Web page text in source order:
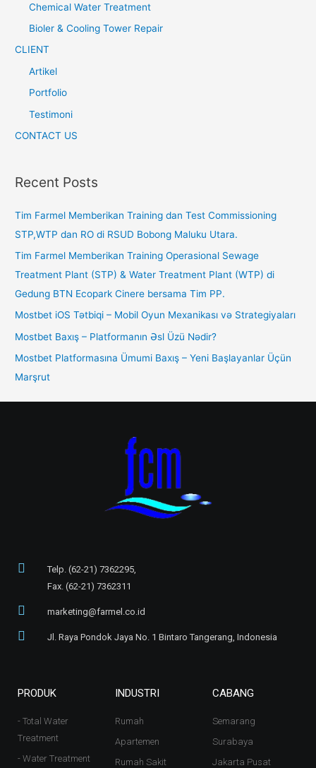
Chemical Water Treatment
Bioler & Cooling Tower Repair
CLIENT
Artikel
Portfolio
Testimoni
CONTACT US
Recent Posts
Tim Farmel Memberikan Training dan Test Commissioning
STP,WTP dan RO di RSUD Bobong Maluku Utara.
Tim Farmel Memberikan Training Operasional Sewage
Treatment Plant (STP) & Water Treatment Plant (WTP) di
Gedung BTN Ecopark Cinere bersama Tim PP.
Mostbet iOS Tətbiqi – Mobil Oyun Mexanikası və Strategiyaları
Mostbet Baxış – Platformanın Əsl Üzü Nədir?
Mostbet Platformasına Ümumi Baxış – Yeni Başlayanlar Üçün
Marşrut
Telp. (62-21) 7362295,
Fax. (62-21) 7362311
marketing@farmel.co.id
Jl. Raya Pondok Jaya No. 1 Bintaro Tangerang, Indonesia
PRODUK
- Total Water
Treatment
- Water Treatment
INDUSTRI
Rumah
Apartemen
Rumah Sakit
CABANG
Semarang
Surabaya
Jakarta Pusat